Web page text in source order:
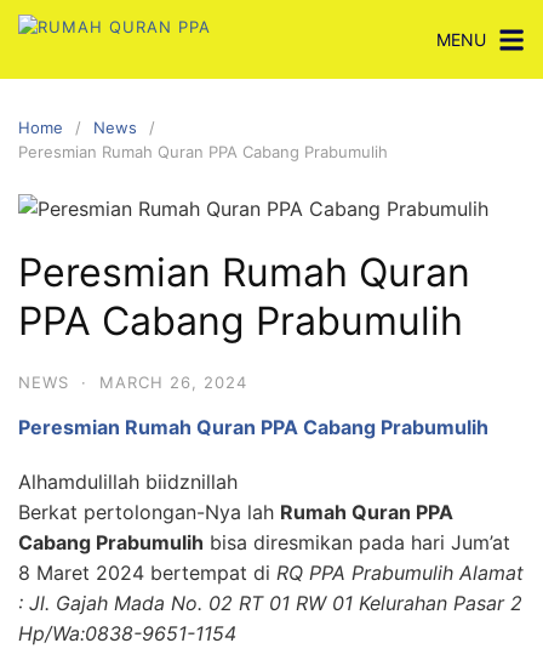
Skip
content
MENU
Home
News
Peresmian Rumah Quran PPA Cabang Prabumulih
Peresmian Rumah Quran
PPA Cabang Prabumulih
NEWS · MARCH 26, 2024
Peresmian Rumah Quran PPA Cabang Prabumulih
Alhamdulillah biidznillah
Berkat pertolongan-Nya lah Rumah Quran PPA
Cabang Prabumulih bisa diresmikan pada hari Jum’at
8 Maret 2024 bertempat di RQ PPA Prabumulih Alamat
: Jl. Gajah Mada No. 02 RT 01 RW 01 Kelurahan Pasar 2
Hp/Wa:0838-9651-1154